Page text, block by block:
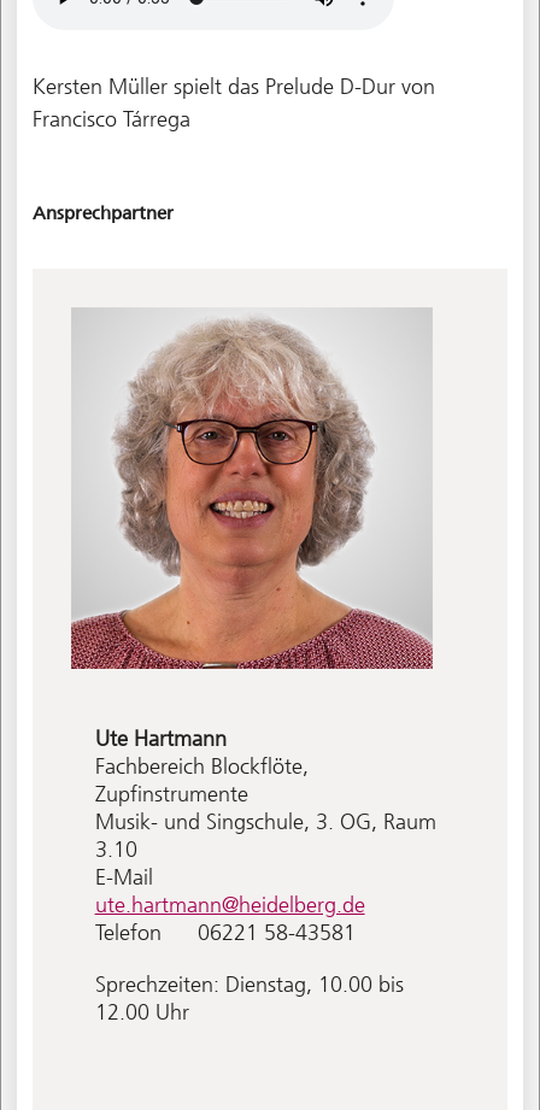
Kersten Müller spielt das Prelude D-Dur von
Francisco Tárrega
Ansprechpartner
Ute Hartmann
Fachbereich Blockflöte,
Zupfinstrumente
Musik- und Singschule, 3. OG, Raum
3.10
E-Mail
ute.hartmann@heidelberg.de
Telefon
06221 58-43581
Sprechzeiten: Dienstag, 10.00 bis
12.00 Uhr